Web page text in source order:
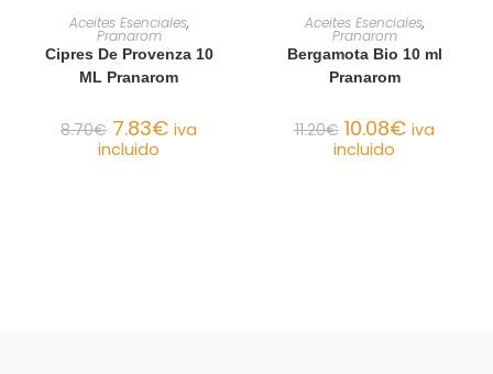
AÑADIR AL CARRITO
Aceites Esenciales,
Pranarom
Cipres De Provenza 10
ML Pranarom
8.70€ 7.83€ iva
incluido
AÑADIR AL CARRITO
Aceites Esenciales,
Pranarom
Bergamota Bio 10 ml
Pranarom
11.20€ 10.08€ iva
incluido